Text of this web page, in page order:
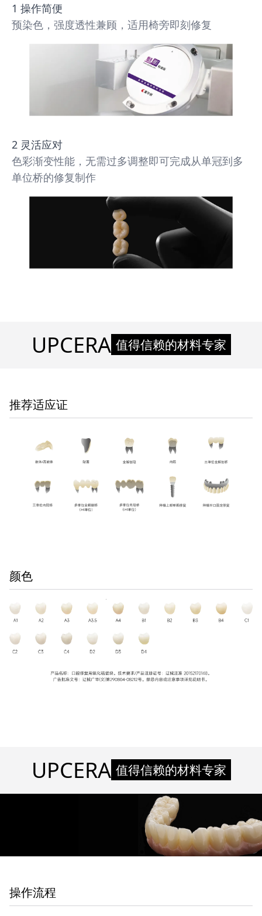
1 操作简便
预染色，强度透性兼顾，适用椅旁即刻修复
2 灵活应对
色彩渐变性能，无需过多调整即可完成从单冠到多
单位桥的修复制作
UPCERA 值得信赖的材料专家
推荐适应证
颜色
UPCERA 值得信赖的材料专家
操作流程